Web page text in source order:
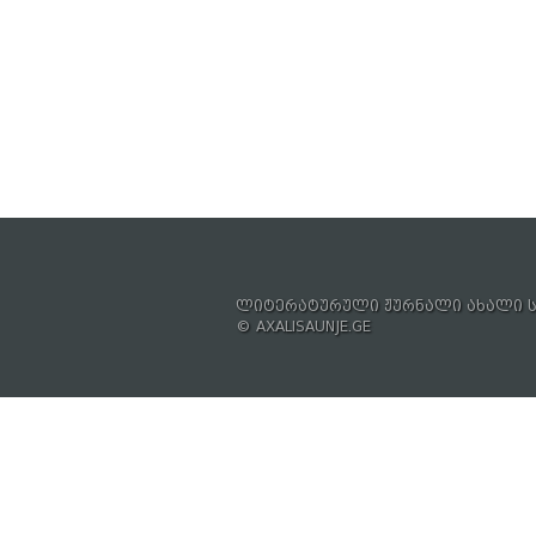
ლიტერატურული ჟურნალი ახალი
© AXALISAUNJE.GE